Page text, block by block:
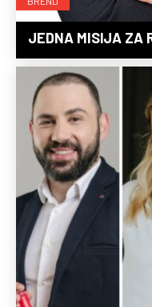
JEDNA MISIJA ZA